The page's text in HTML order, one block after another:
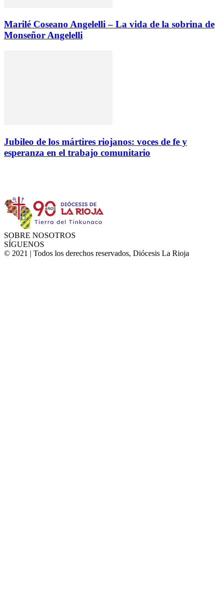
Marilé Coseano Angelelli – La vida de la sobrina de
Monseñor Angelelli
Jubileo de los mártires riojanos: voces de fe y
esperanza en el trabajo comunitario
SOBRE NOSOTROS
SÍGUENOS
© 2021 | Todos los derechos reservados, Diócesis La Rioja